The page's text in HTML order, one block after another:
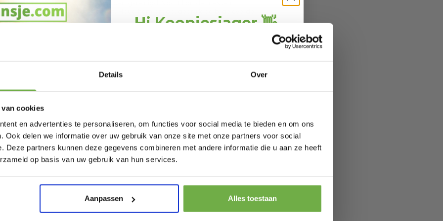
Details Over
cookies
en advertenties te personaliseren, om functies voor social media te bieden en om ons
Ook delen we informatie over uw gebruik van onze site met onze partners voor social
Deze partners kunnen deze gegevens combineren met andere informatie die u aan ze heeft
op basis van uw gebruik van hun services.
Aanpassen Alles toestaan
dient niet onder water te worden gereinigd. Vocht kan de messen
scherpte te waarborgen. Houd hem droog, gebruik de bijgeleverde
Niet tevreden binnen 30 dagen? Volledige terugbetaling. Met deze
voordat er nieuwe voorraad beschikbaar is in ons magazijn in
Hi Koopjesjager 👋
direct € 5,-
Bij 2dekansje.com profiteer je van
Laat ons weten wanneer je jarig bent
Pak € 5,- korting